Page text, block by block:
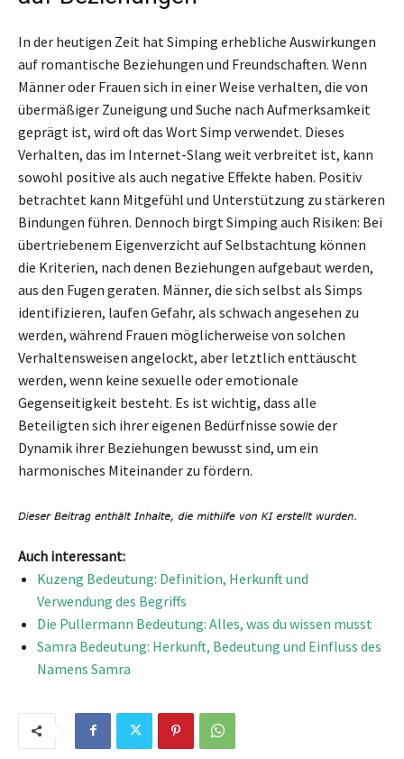
In der heutigen Zeit hat Simping erhebliche Auswirkungen
auf romantische Beziehungen und Freundschaften. Wenn
Männer oder Frauen sich in einer Weise verhalten, die von
übermäßiger Zuneigung und Suche nach Aufmerksamkeit
geprägt ist, wird oft das Wort Simp verwendet. Dieses
Verhalten, das im Internet-Slang weit verbreitet ist, kann
sowohl positive als auch negative Effekte haben. Positiv
betrachtet kann Mitgefühl und Unterstützung zu stärkeren
Bindungen führen. Dennoch birgt Simping auch Risiken: Bei
übertriebenem Eigenverzicht auf Selbstachtung können
die Kriterien, nach denen Beziehungen aufgebaut werden,
aus den Fugen geraten. Männer, die sich selbst als Simps
identifizieren, laufen Gefahr, als schwach angesehen zu
werden, während Frauen möglicherweise von solchen
Verhaltensweisen angelockt, aber letztlich enttäuscht
werden, wenn keine sexuelle oder emotionale
Gegenseitigkeit besteht. Es ist wichtig, dass alle
Beteiligten sich ihrer eigenen Bedürfnisse sowie der
Dynamik ihrer Beziehungen bewusst sind, um ein
harmonisches Miteinander zu fördern.
Auch interessant:
Kuzeng Bedeutung: Definition, Herkunft und
Verwendung des Begriffs
Die Pullermann Bedeutung: Alles, was du wissen musst
Samra Bedeutung: Herkunft, Bedeutung und Einfluss des
Namens Samra